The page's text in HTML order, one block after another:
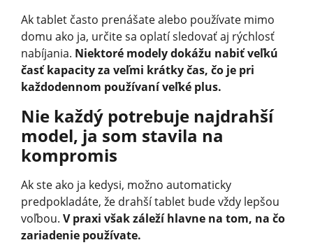
Ak tablet často prenášate alebo používate mimo
domu ako ja, určite sa oplatí sledovať aj rýchlosť
nabíjania. Niektoré modely dokážu nabiť veľkú
časť kapacity za veľmi krátky čas, čo je pri
každodennom používaní veľké plus.
Nie každý potrebuje najdrahší
model, ja som stavila na
kompromis
Ak ste ako ja kedysi, možno automaticky
predpokladáte, že drahší tablet bude vždy lepšou
voľbou. V praxi však záleží hlavne na tom, na čo
zariadenie používate.